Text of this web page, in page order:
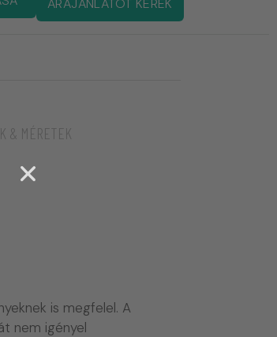
ÁRAJÁNLATOT KÉREK
& MÉRETEK
is megfelel. A
nem igényel